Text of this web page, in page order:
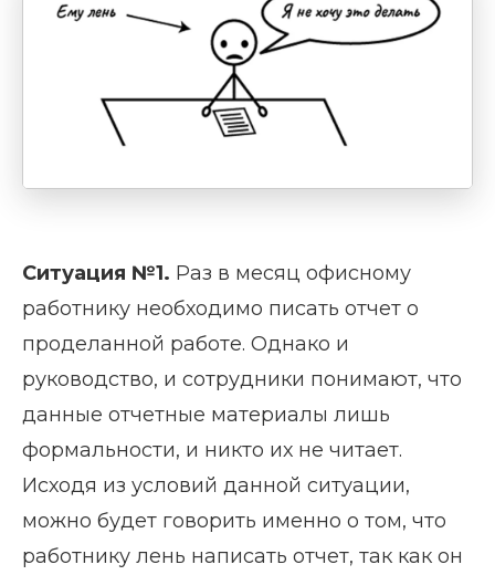
Ситуация №1. Раз в месяц офисному
работнику необходимо писать отчет о
проделанной работе. Однако и
руководство, и сотрудники понимают, что
данные отчетные материалы лишь
формальности, и никто их не читает.
Исходя из условий данной ситуации,
можно будет говорить именно о том, что
работнику лень написать отчет, так как он